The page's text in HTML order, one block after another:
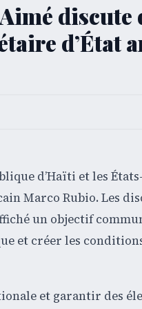
discute
d’État
d’Haïti et les
Marco Rubio. Les
un objectif
et créer les conditions
et garantir des